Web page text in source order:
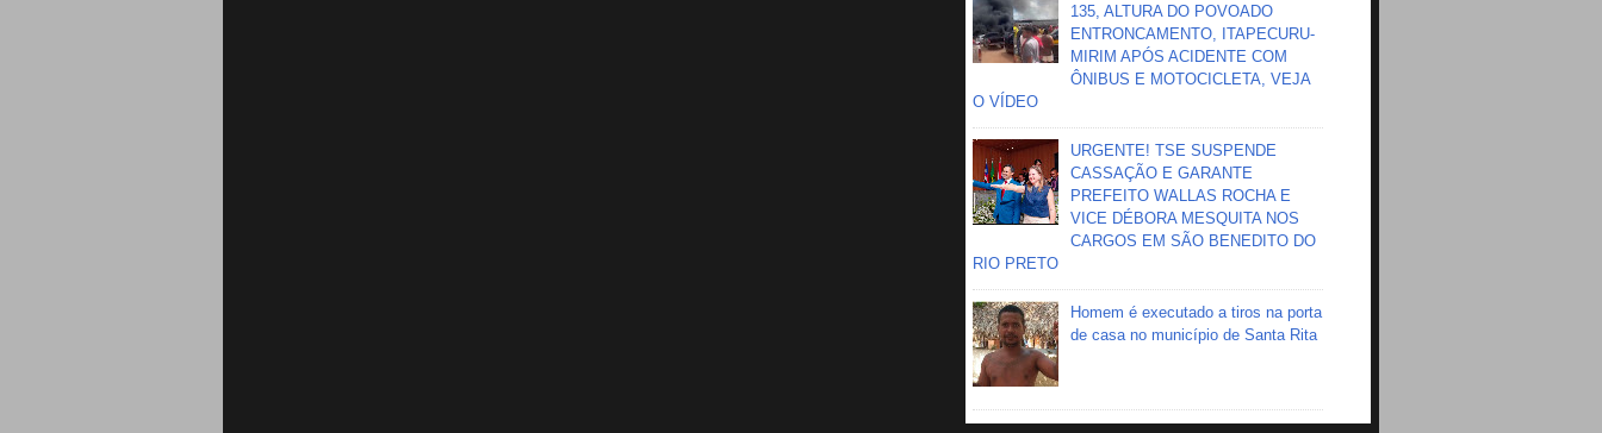
135, ALTURA DO POVOADO
ENTRONCAMENTO, ITAPECURU-
MIRIM APÓS ACIDENTE COM
ÔNIBUS E MOTOCICLETA, VEJA
O VÍDEO
URGENTE! TSE SUSPENDE
CASSAÇÃO E GARANTE
PREFEITO WALLAS ROCHA E
VICE DÉBORA MESQUITA NOS
CARGOS EM SÃO BENEDITO DO
RIO PRETO
Homem é executado a tiros na porta
de casa no município de Santa Rita